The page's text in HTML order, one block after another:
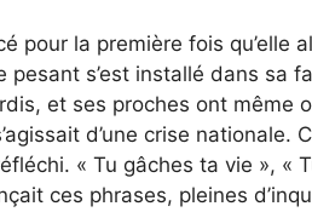
pour la première fois
pesant s’est installé dans sa
et ses proches ont même
d’une crise
« Tu gâches ta vie », «
ces phrases, pleines